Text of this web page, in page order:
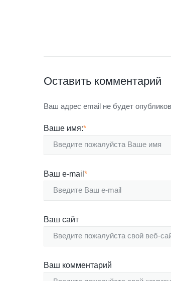
Оставить комментарий
Ваш адрес email не будет
Ваше имя:*
Ваш e-mail *
Ваш сайт
Ваш комментарий